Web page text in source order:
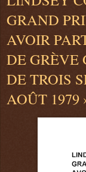
GRAND
AVOIR
DE GRÈVE
DE TROIS
AOÛT 1979